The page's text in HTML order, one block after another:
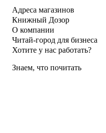
Адреса магазинов
Книжный Дозор
О компании
Читай-город для бизнеса
Хотите у нас работать?
Знаем, что почитать